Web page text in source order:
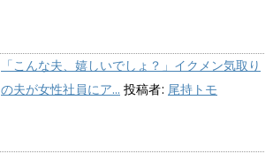
「こんな夫、嬉しいでしょ？」イクメン気取り
の夫が女性社員にア... 投稿者: 尾持トモ